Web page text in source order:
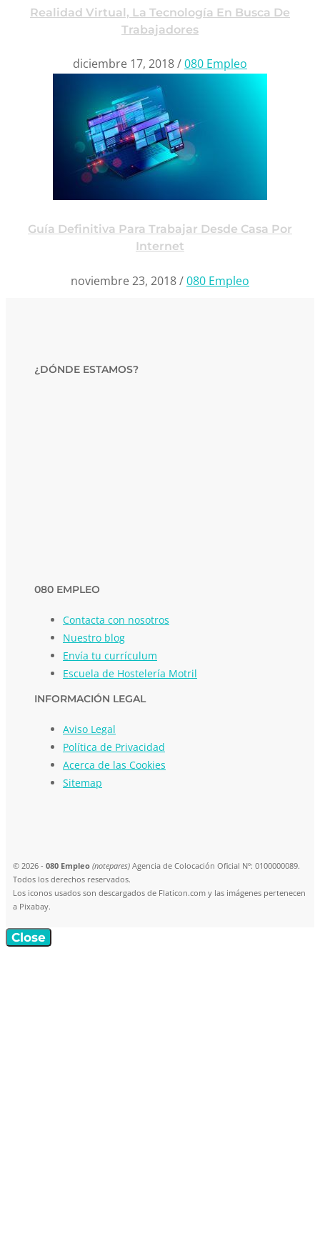
Realidad Virtual, La Tecnología En Busca De
Trabajadores
diciembre 17, 2018/080 Empleo
Guía Definitiva Para Trabajar Desde Casa Por
Internet
noviembre 23, 2018/080 Empleo
¿DÓNDE ESTAMOS?
080 EMPLEO
Contacta con nosotros
Nuestro blog
Envía tu currículum
Escuela de Hostelería Motril
INFORMACIÓN LEGAL
Aviso Legal
Política de Privacidad
Acerca de las Cookies
Sitemap
© 2026 - 080 Empleo (notepares) Agencia de Colocación Oficial Nº: 0100000089.
Todos los derechos reservados.
Los iconos usados son descargados de Flaticon.com y las imágenes pertenecen
a Pixabay.
Close